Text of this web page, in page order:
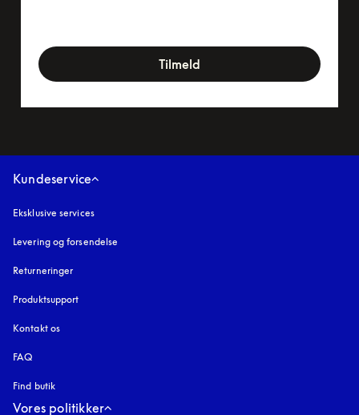
Tilmeld
Kundeservice
Eksklusive services
Levering og forsendelse
Returneringer
Produktsupport
Kontakt os
FAQ
Find butik
Vores politikker